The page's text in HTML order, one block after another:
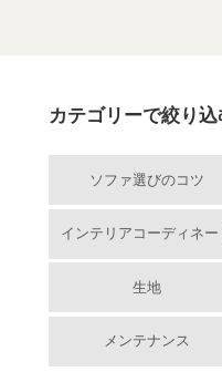
カテゴリーで絞り込
ソファ選びのコツ
インテリアコーディネー
生地
メンテナンス